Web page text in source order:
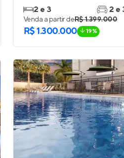
2 e 3
2 e
Venda a partir deR$ 1.399.000
R$ 1.300.000 19%